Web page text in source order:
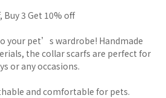
Buy 3 Get 10% off
your pet’s wardrobe! Handmade
the collar scarfs are perfect for
or any occasions.
and comfortable for pets.